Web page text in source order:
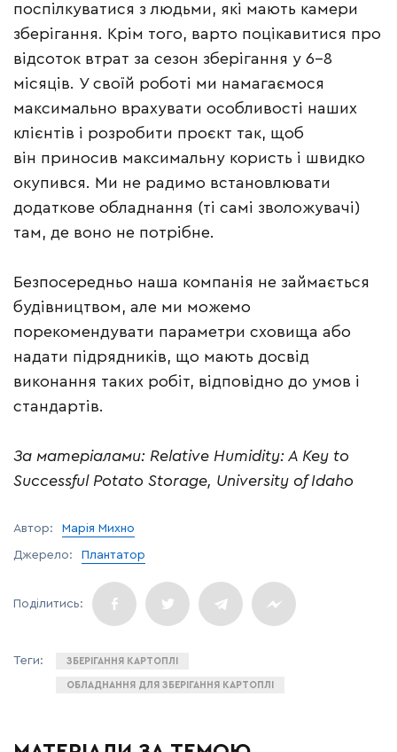
поспілкуватися з людьми, які мають камери
зберігання. Крім того, варто поцікавитися про
відсоток втрат за сезон зберігання у 6–8
місяців. У своїй роботі ми намагаємося
максимально врахувати особливості наших
клієнтів і розробити проєкт так, щоб
він приносив максимальну користь і швидко
окупився. Ми не радимо встановлювати
додаткове обладнання (ті самі зволожувачі)
там, де воно не потрібне.
Безпосередньо наша компанія не займається
будівництвом, але ми можемо
порекомендувати параметри сховища або
надати підрядників, що мають досвід
виконання таких робіт, відповідно до умов і
стандартів.
За матеріалами: Relative Humidity: A Key to
Successful Potato Storage, University of Idaho
Автор: Марія Михно
Джерело: Плантатор
ЗБЕРІГАННЯ КАРТОПЛІ
ОБЛАДНАННЯ ДЛЯ ЗБЕРІГАННЯ КАРТОПЛІ